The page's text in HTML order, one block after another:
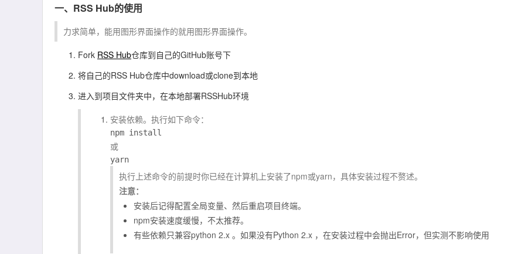
一、RSS Hub的使用
力求简单，能用图形界面操作的就用图形界面操作。
Fork RSS Hub仓库到自己的GitHub账号下
将自己的RSS Hub仓库中download或clone到本地
进入到项目文件夹中，在本地部署RSSHub环境
安装依赖。执行如下命令：
或
执行上述命令的前提时你已经在计算机上安装了npm或yarn，具体安装过程不赘述。
注意：
安装后记得配置全局变量、然后重启项目终端。
npm安装速度缓慢，不太推荐。
有些依赖只兼容python 2.x 。如果没有Python 2.x ，在安装过程中会抛出Error，但实测不影响使用